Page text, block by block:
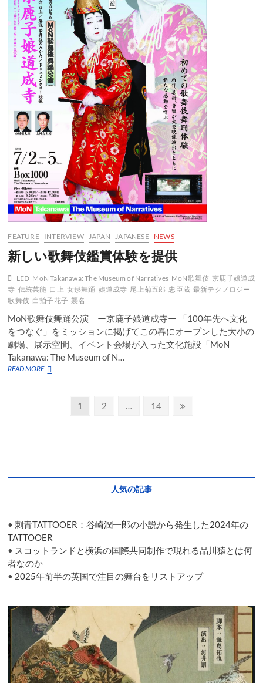
け
な
が
ら
マ
ジ
に
問
け
る
FEATURE INTERVIEW JAPAN JAPANESE NEWS
新しい歌舞伎鑑賞体験を提供
LED MoN Takanawa: The Museum of Narratives MoN歌舞伎 京鹿子娘道成
寺 伝統芸能 口上 女形舞踊 娘道成寺 尾上菊五郎 忠臣蔵 最新テクノロジー
歌舞伎 白拍子花子 襲名
MoN歌舞伎舞踊公演 ー京鹿子娘道成寺ー 「100年先へ文化
をつなぐ」をミッションに掲げてこの春にオープンした大小の
劇場、展示空間、イベント会場が入った文化施設「MoN
Takanawa: The Museum of N…
READ MORE新
ー
ジ
送
り
固1
固
2 …
固
14
次
人気の記事
•刺青TATTOOER：谷崎潤一郎の小説から発生した2024年の
TATTOOER
• スコットランドと横浜の国際共同制作で現れる品川猿とは何
者なのか
• 2025年前半の英国で注目の舞台をリストアップ